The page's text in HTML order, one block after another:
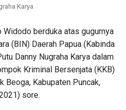
Karya
berduka atas gugurnya
(BIN) Daerah Papua (Kabinda
Danny Nugraha Karya dalam
Kriminal Bersenjata (KKB)
Beoga, Kabupaten Puncak,
sore.